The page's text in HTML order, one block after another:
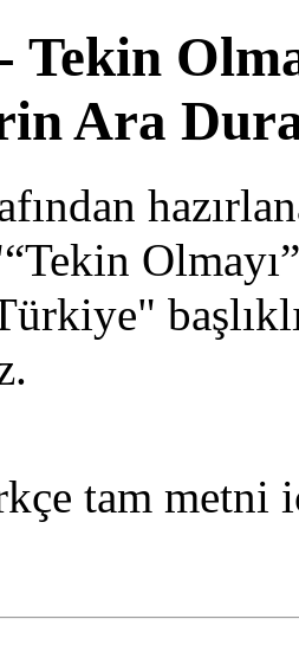
Tekin
Ara
tam metni